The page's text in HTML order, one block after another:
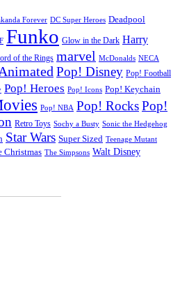
Forever DC Super Heroes Deadpool
Funko Glow in the Dark Harry
of the Rings marvel McDonalds NECA
Pop! Disney Pop! Football
Pop! Heroes Pop! Icons Pop! Keychain
Pop! NBA Pop! RocksPop!
Retro Toys Sochy a Busty Sonic the Hedgehog
Star Wars Super Sized Teenage Mutant
Christmas The Simpsons Walt Disney